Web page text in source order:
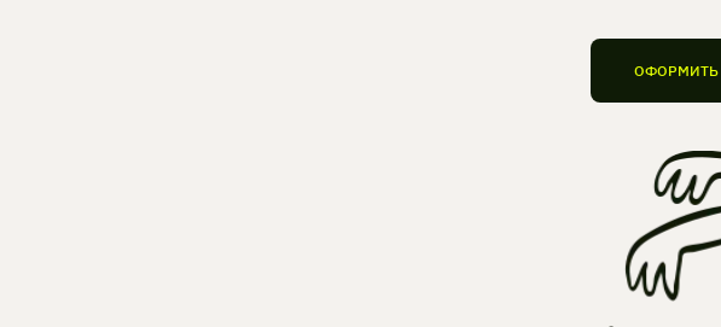
ОФОРМИТЬ